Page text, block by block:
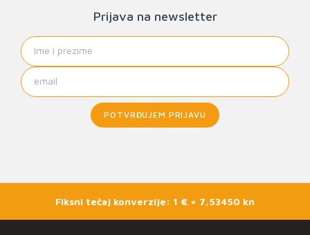
Prijava na newsletter
POTVRĐUJEM PRIJAVU
Fiksni tečaj konverzije: 1 € = 7,53450 kn